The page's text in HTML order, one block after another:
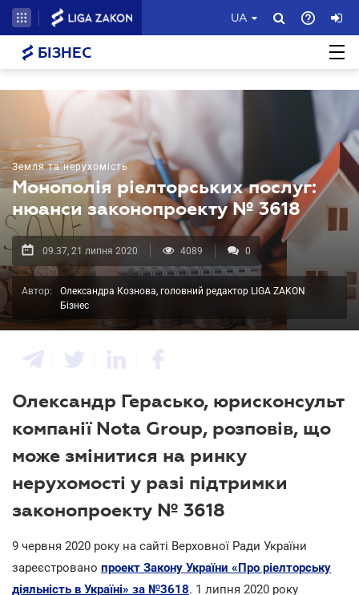
UA
БІЗНЕС
Земля та нерухомість
Монополія ріелторських послуг:
нюанси законопроекту № 3618
09.37, 21 липня 2020 4089 0
Автор:
Олександра Кознова, головний редактор LIGA ZAKON
Бізнес
Олександр Герасько, юрисконсульт
компанії Nota Group, розповів, що
може змінитися на ринку
нерухомості у разі підтримки
законопроекту № 3618
9 червня 2020 року на сайті Верховної Ради України
зареєстровано проект Закону України «Про ріелторську
діяльність в Україні» за №3618. 1 липня 2020 року